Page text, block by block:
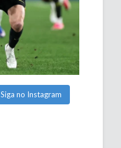
Siga no Instagram